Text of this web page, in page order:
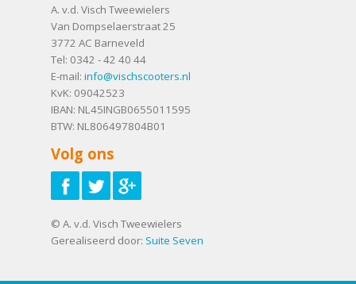
A. v.d. Visch Tweewielers
Van Dompselaerstraat 25
3772 AC Barneveld
Tel: 0342 - 42 40 44
E-mail: info@vischscooters.nl
KvK: 09042523
IBAN: NL45INGB0655011595
BTW: NL806497804B01
Volg ons
© A. v.d. Visch Tweewielers
Gerealiseerd door: Suite Seven